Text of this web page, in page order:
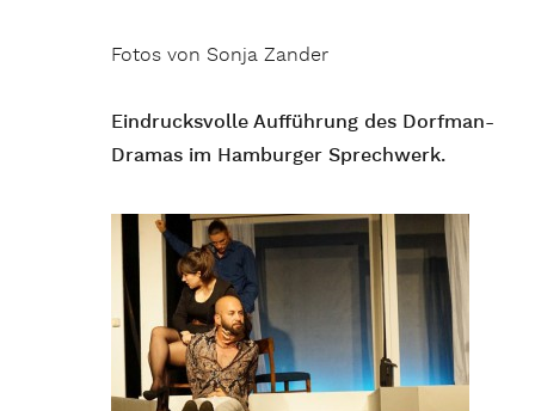
Fotos von Sonja Zander
Eindrucksvolle Aufführung des Dorfman-
Dramas im Hamburger Sprechwerk.